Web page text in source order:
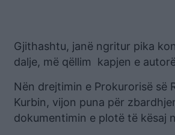
Gjithashtu, janë ngritur pika
dalje, më qëllim kapjen e
Nën drejtimin e Prokurorisë së
Kurbin, vijon puna për
dokumentimin e plotë të kësaj